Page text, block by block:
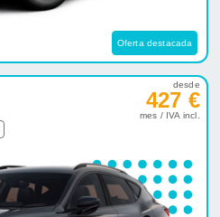
Oferta destacada
desde
427 €
mes / IVA incl.